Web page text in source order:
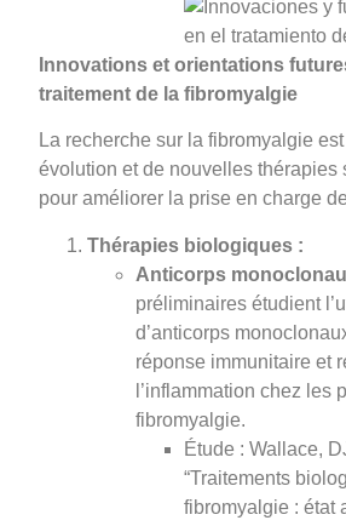
Innovations et orientations
traitement de la fibromyalgie
La recherche sur la fibromyalgie
évolution et de nouvelles thérapies
pour améliorer la prise en charge
Thérapies biologiques :
Anticorps
préliminaires étudient
d’anticorps
réponse immunitaire et
l’inflammation chez les
fibromyalgie.
Étude : Wallace,
“Traitements
fibromyalgie : état